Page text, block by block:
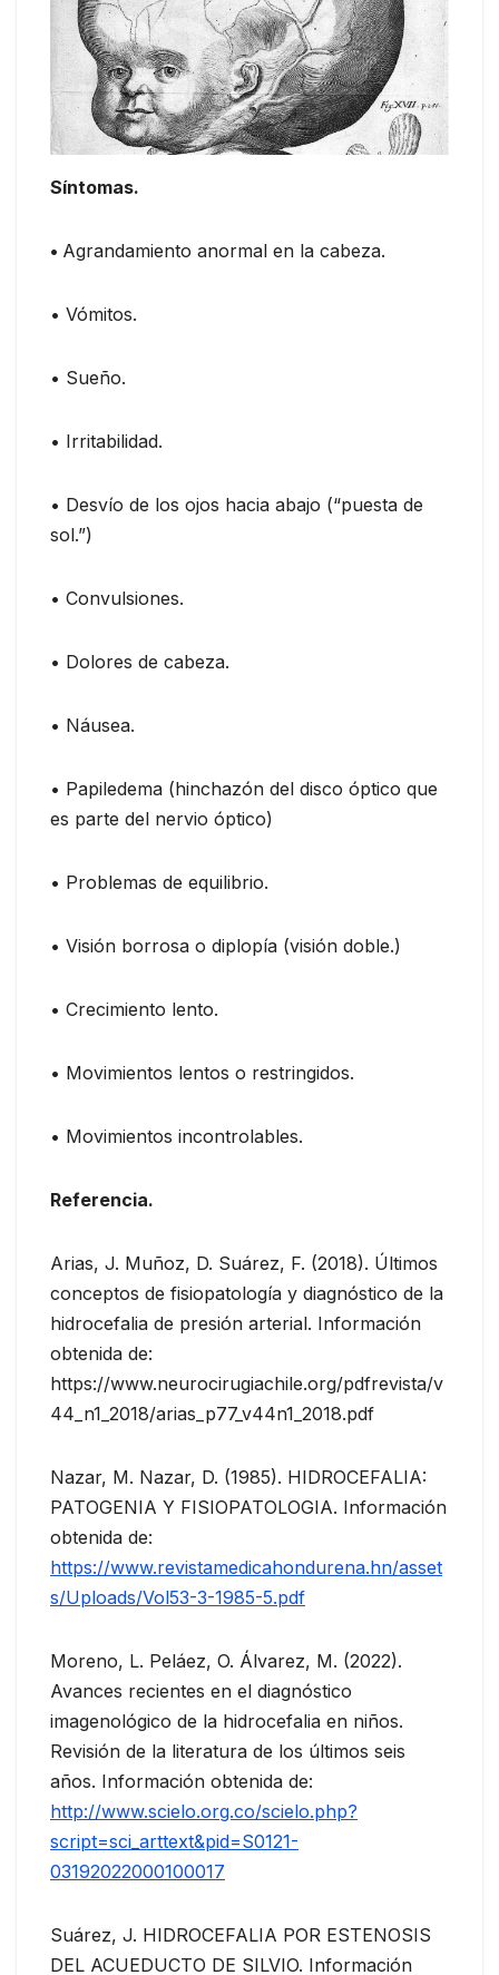
Síntomas.
• Agrandamiento anormal en la cabeza.
• Vómitos.
• Sueño.
• Irritabilidad.
• Desvío de los ojos hacia abajo (“puesta de
sol.”)
• Convulsiones.
• Dolores de cabeza.
• Náusea.
• Papiledema (hinchazón del disco óptico que
es parte del nervio óptico)
• Problemas de equilibrio.
• Visión borrosa o diplopía (visión doble.)
• Crecimiento lento.
• Movimientos lentos o restringidos.
• Movimientos incontrolables.
Referencia.
Arias, J. Muñoz, D. Suárez, F. (2018). Últimos
conceptos de fisiopatología y diagnóstico de la
hidrocefalia de presión arterial. Información
obtenida de:
https://www.neurocirugiachile.org/pdfrevista/v
44_n1_2018/arias_p77_v44n1_2018.pdf
Nazar, M. Nazar, D. (1985). HIDROCEFALIA:
PATOGENIA Y FISIOPATOLOGIA. Información
obtenida de:
https://www.revistamedicahondurena.hn/asset
s/Uploads/Vol53-3-1985-5.pdf
Moreno, L. Peláez, O. Álvarez, M. (2022).
Avances recientes en el diagnóstico
imagenológico de la hidrocefalia en niños.
Revisión de la literatura de los últimos seis
años. Información obtenida de:
http://www.scielo.org.co/scielo.php?
script=sci_arttext&pid=S0121-
03192022000100017
Suárez, J. HIDROCEFALIA POR ESTENOSIS
DEL ACUEDUCTO DE SILVIO. Información